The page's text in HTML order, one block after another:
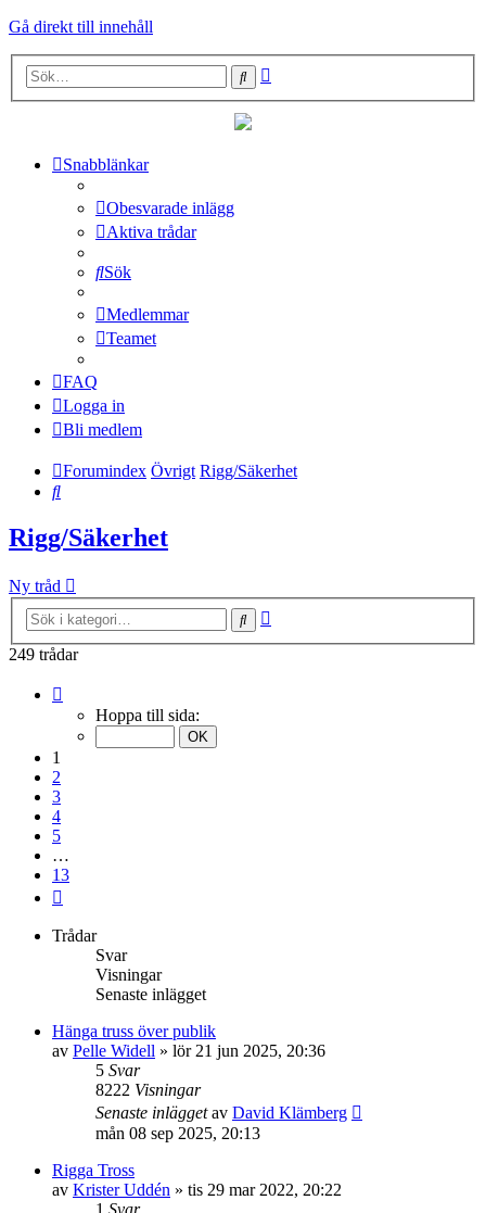
Gå direkt till innehåll
Sök
Snabblänkar
Obesvarade inlägg
Aktiva trådar
Sök
Medlemmar
Teamet
FAQ
Logga in
Bli medlem
Forumindex Övrigt Rigg/Säkerhet
Sök
Rigg/Säkerhet
Ny tråd
Sök
249 trådar
Hoppa till sida:
1
2
3
4
5
…
13
Trådar
Svar
Visningar
Senaste inlägget
Hänga truss över publik
av Pelle Widell » lör 21 jun 2025, 20:36
5 Svar
8222 Visningar
Senaste inläggetav David Klämberg
mån 08 sep 2025, 20:13
Rigga Tross
av Krister Uddén » tis 29 mar 2022, 20:22
1 Svar